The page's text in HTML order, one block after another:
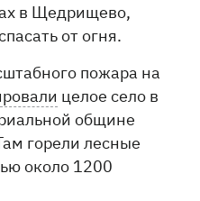
в Щедрищево,
от огня.
пожара на
целое село в
общине
горели лесные
около 1200